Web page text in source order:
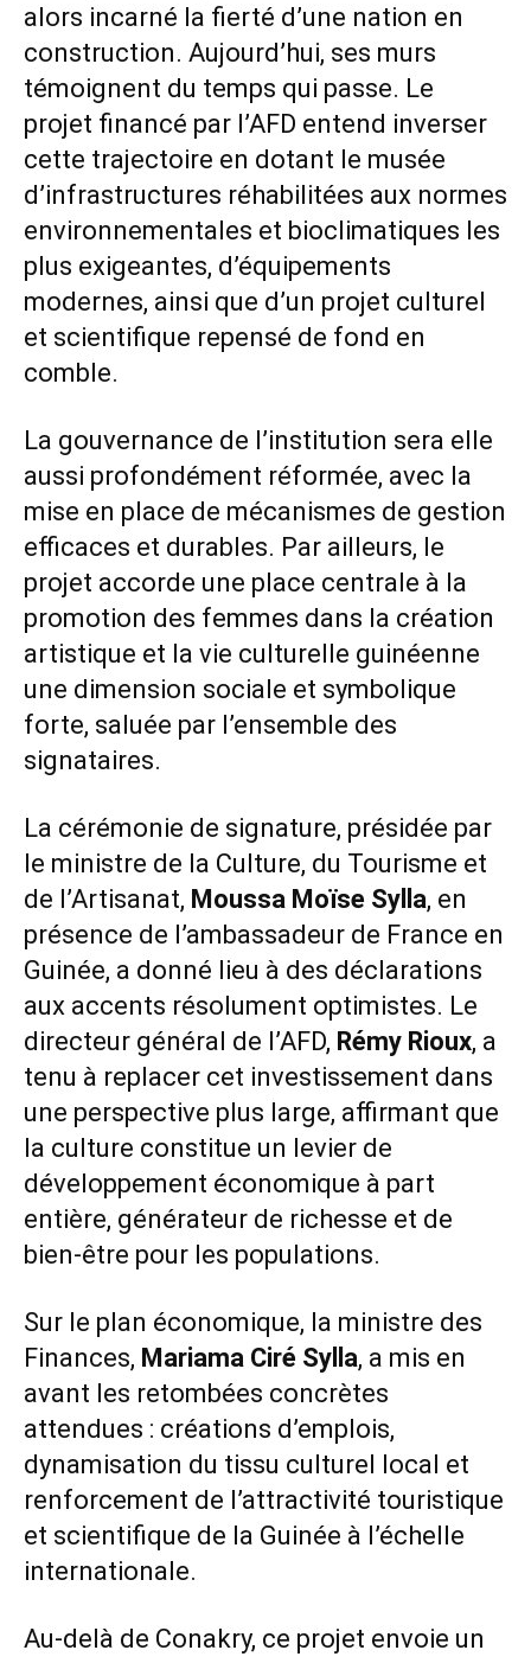
alors incarné la fierté d’une nation en
construction. Aujourd’hui, ses murs
témoignent du temps qui passe. Le
projet financé par l’AFD entend inverser
cette trajectoire en dotant le musée
d’infrastructures réhabilitées aux normes
environnementales et bioclimatiques les
plus exigeantes, d’équipements
modernes, ainsi que d’un projet culturel
et scientifique repensé de fond en
comble.
La gouvernance de l’institution sera elle
aussi profondément réformée, avec la
mise en place de mécanismes de gestion
efficaces et durables. Par ailleurs, le
projet accorde une place centrale à la
promotion des femmes dans la création
artistique et la vie culturelle guinéenne
une dimension sociale et symbolique
forte, saluée par l’ensemble des
signataires.
La cérémonie de signature, présidée par
le ministre de la Culture, du Tourisme et
de l’Artisanat, Moussa Moïse Sylla, en
présence de l’ambassadeur de France en
Guinée, a donné lieu à des déclarations
aux accents résolument optimistes. Le
directeur général de l’AFD, Rémy Rioux, a
tenu à replacer cet investissement dans
une perspective plus large, affirmant que
la culture constitue un levier de
développement économique à part
entière, générateur de richesse et de
bien-être pour les populations.
Sur le plan économique, la ministre des
Finances, Mariama Ciré Sylla, a mis en
avant les retombées concrètes
attendues : créations d’emplois,
dynamisation du tissu culturel local et
renforcement de l’attractivité touristique
et scientifique de la Guinée à l’échelle
internationale.
Au-delà de Conakry, ce projet envoie un